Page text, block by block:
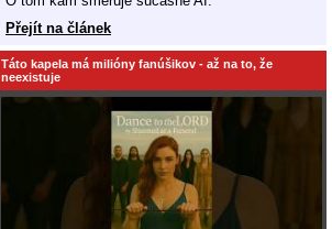
Přejít na článek
Táto kapela má milióny fanúšikov - až na to, že
neexistuje